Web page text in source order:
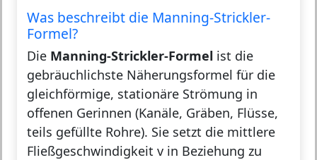
Was beschreibt die Manning-Strickler-
Formel?
Die Manning-Strickler-Formel ist die
gebräuchlichste Näherungsformel für die
gleichförmige, stationäre Strömung in
offenen Gerinnen (Kanäle, Gräben, Flüsse,
teils gefüllte Rohre). Sie setzt die mittlere
Fließgeschwindigkeit v in Beziehung zu